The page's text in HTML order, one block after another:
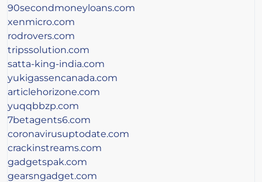
90secondmoneyloans.com
xenmicro.com
rodrovers.com
tripssolution.com
satta-king-india.com
yukigassencanada.com
articlehorizone.com
yuqqbbzp.com
7betagents6.com
coronavirusuptodate.com
crackinstreams.com
gadgetspak.com
gearsngadget.com